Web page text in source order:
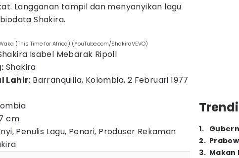
Langganan tampil dan menyanyikan lagu
Shakira.
(This Time for Africa) (YouTube.com/ShakiraVEVO)
Isabel Mebarak Ripoll
Shakira
Lahir: Barranquilla, Kolombia, 2 Februari 1977
cm
Penulis Lagu, Penari, Produser Rekaman
1.
2.
3. Makan